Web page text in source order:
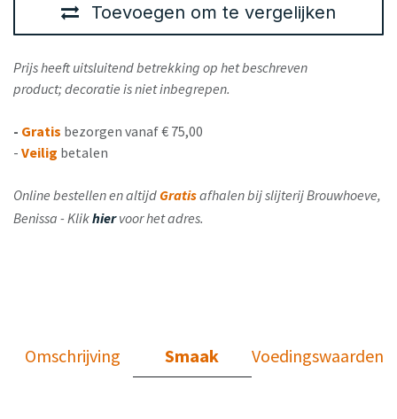
Toevoegen om te vergelijken
Prijs heeft uitsluitend betrekking op het beschreven
product; decoratie is niet inbegrepen.
- Gratis bezorgen vanaf € 75,00
- Veilig betalen
Online bestellen en altijd Gratisafhalen bij slijterij Brouwhoeve,
Benissa - Klikhiervoor het adres.
Omschrijving Smaak Voedingswaarden